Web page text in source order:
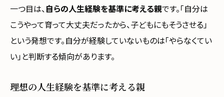
一つ目は、 自らの人生経験を基準に考える親です。「自分は
こうやって育って大丈夫だったから、子どもにもそうさせる」
という発想です。自分が経験していないものは「やらなくてい
い」と判断する傾向があります。
理想の人生経験を基準に考える親